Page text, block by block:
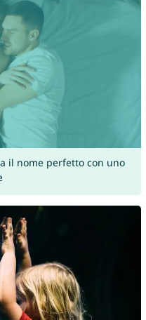
il nome perfetto con uno